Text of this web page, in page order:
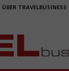
ÜBER TRAVELBUSINESS